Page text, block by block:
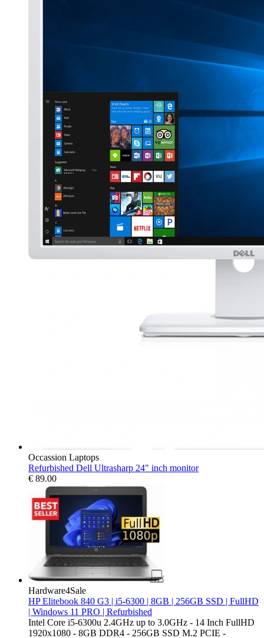
Occassion Laptops
Refurbished Dell Ultrasharp 24" inch monitor
€ 89.00
Hardware4Sale
HP Elitebook 840 G3 | i5-6300 | 8GB | 256GB SSD | FullHD
| Windows 11 PRO | Refurbished
Intel Core i5-6300u 2.4GHz up to 3.0GHz - 14 Inch FullHD
1920x1080 - 8GB DDR4 - 256GB SSD M.2 PCIE -